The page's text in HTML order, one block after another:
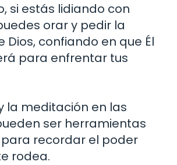
si estás lidiando con
orar y pedir la
Dios, confiando en que Él
para enfrentar tus
la meditación en las
ser herramientas
recordar el poder
rodea.